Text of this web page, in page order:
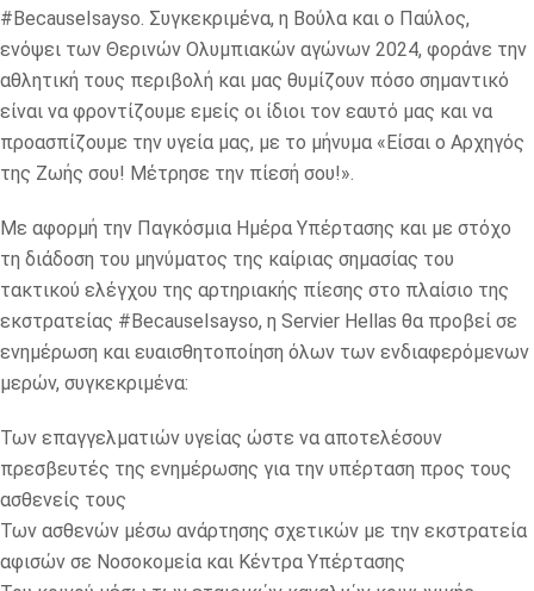
#BecauseIsayso. Συγκεκριμένα, η Βούλα και ο Παύλος,
ενόψει των Θερινών Ολυμπιακών αγώνων 2024, φοράνε την
αθλητική τους περιβολή και μας θυμίζουν πόσο σημαντικό
είναι να φροντίζουμε εμείς οι ίδιοι τον εαυτό μας και να
προασπίζουμε την υγεία μας, με το μήνυμα «Είσαι ο Αρχηγός
της Ζωής σου! Μέτρησε την πίεσή σου!».
Με αφορμή την Παγκόσμια Ημέρα Υπέρτασης και με στόχο
τη διάδοση του μηνύματος της καίριας σημασίας του
τακτικού ελέγχου της αρτηριακής πίεσης στο πλαίσιο της
εκστρατείας #BecauseIsayso, η Servier Hellas θα προβεί σε
ενημέρωση και ευαισθητοποίηση όλων των ενδιαφερόμενων
μερών, συγκεκριμένα:
Των επαγγελματιών υγείας ώστε να αποτελέσουν
πρεσβευτές της ενημέρωσης για την υπέρταση προς τους
ασθενείς τους
Των ασθενών μέσω ανάρτησης σχετικών με την εκστρατεία
αφισών σε Νοσοκομεία και Κέντρα Υπέρτασης